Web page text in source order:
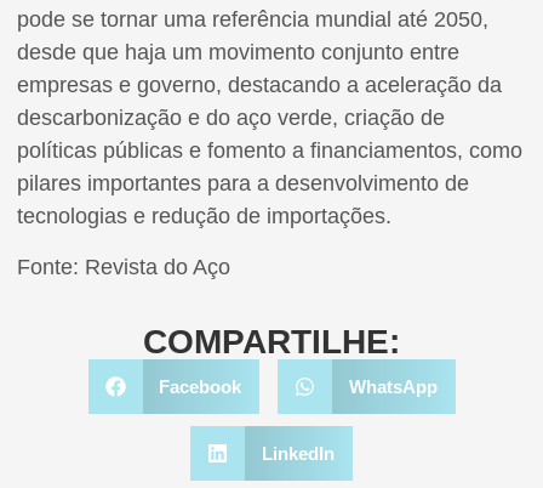
pode se tornar uma referência mundial até 2050,
desde que haja um movimento conjunto entre
empresas e governo, destacando a aceleração da
descarbonização e do aço verde, criação de
políticas públicas e fomento a financiamentos, como
pilares importantes para a desenvolvimento de
tecnologias e redução de importações.
Fonte: Revista do Aço
COMPARTILHE:
Facebook WhatsApp
LinkedIn